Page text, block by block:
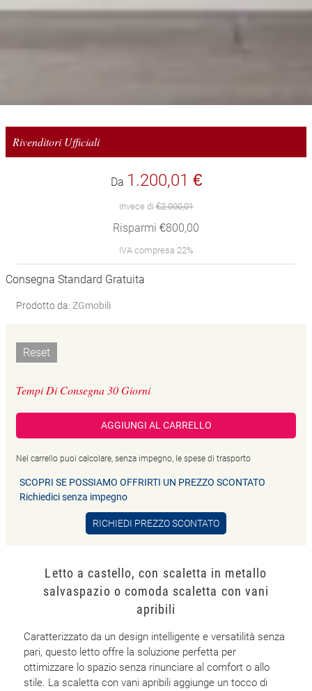
Rivenditori Ufficiali
Da 1.200,01 €
Invece di€2.000,01
Risparmi €800,00
IVA compresa 22%
Consegna Standard Gratuita
Prodotto da: ZGmobili
Reset
Tempi Di Consegna 30 Giorni
AGGIUNGI AL CARRELLO
Nel carrello puoi calcolare, senza impegno, le spese di trasporto
SCOPRI SE POSSIAMO OFFRIRTI UN PREZZO SCONTATO
Richiedici senza impegno
RICHIEDI PREZZO SCONTATO
Letto a castello, con scaletta in metallo
salvaspazio o comoda scaletta con vani
apribili
Caratterizzato da un design intelligente e versatilità senza
pari, questo letto offre la soluzione perfetta per
ottimizzare lo spazio senza rinunciare al comfort o allo
stile. La scaletta con vani apribili aggiunge un tocco di